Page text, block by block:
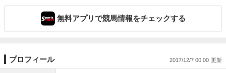
無料アプリで競馬情報をチェックする
プロフィール 2017/12/7 00:00